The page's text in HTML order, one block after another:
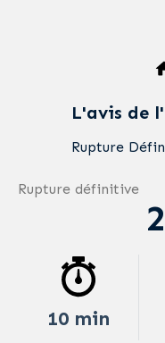
L'avis de
Rupture
Rupture définitive
10 min